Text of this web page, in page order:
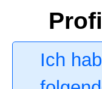
Ich